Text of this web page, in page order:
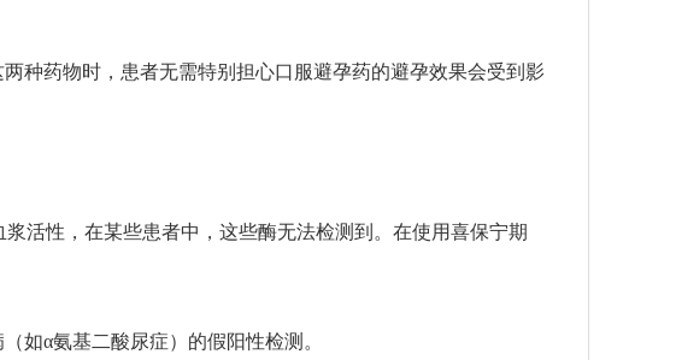
种药物时，患者无需特别担心口服避孕药的避孕效果会受到影
活性，在某些患者中，这些酶无法检测到。在使用喜保宁期
如α氨基二酸尿症）的假阳性检测。